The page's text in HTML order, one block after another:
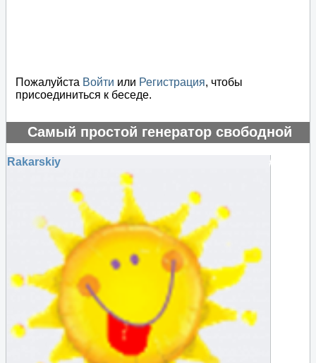
Пожалуйста Войти или Регистрация, чтобы
присоединиться к беседе.
Самый простой генератор свободной
энергии
#75512
Rakarskiy